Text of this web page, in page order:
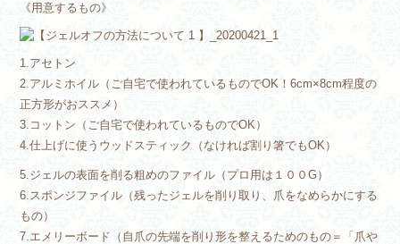
《用意するもの》
1.アセトン
2.アルミホイル（ご自宅で使われているものでOK！6cm×8cm程度の
正方形がおススメ）
3.コットン（ご自宅で使われているものでOK）
4.仕上げに使うウッドスティック（なければ割り箸でもOK）
5.ジェルの表面を削る粗めのファイル（プロ用は１００G）
6.スポンジファイル（残ったジェルを削り取り、爪をなめらかにする
もの）
7.エメリーボード（自爪の先端を削り形を整えるためのもの＝「爪や